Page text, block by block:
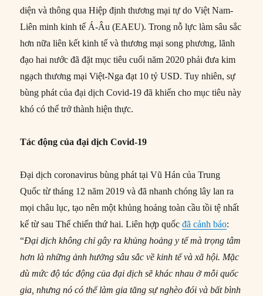
diện và thông qua Hiệp định thương mại tự do Việt Nam-
Liên minh kinh tế Á-Âu (EAEU). Trong nỗ lực làm sâu sắc
hơn nữa liên kết kinh tế và thương mại song phương, lãnh
đạo hai nước đã đặt mục tiêu cuối năm 2020 phải đưa kim
ngạch thương mại Việt-Nga đạt 10 tỷ USD. Tuy nhiên, sự
bùng phát của đại dịch Covid-19 đã khiến cho mục tiêu này
khó có thể trở thành hiện thực.
Tác động của đại dịch Covid-19
Đại dịch coronavirus bùng phát tại Vũ Hán của Trung
Quốc từ tháng 12 năm 2019 và đã nhanh chóng lây lan ra
mọi châu lục, tạo nên một khủng hoảng toàn cầu tồi tệ nhất
kể từ sau Thế chiến thứ hai. Liên hợp quốcđã cảnh báo:
“Đại dịch không chỉ gây ra khủng hoảng y tế mà trọng tâm
hơn là những ảnh hưởng sâu sắc về kinh tế và xã hội. Mặc
dù mức độ tác động của đại dịch sẽ khác nhau ở mỗi quốc
gia, nhưng nó có thể làm gia tăng sự nghèo đói và bất bình